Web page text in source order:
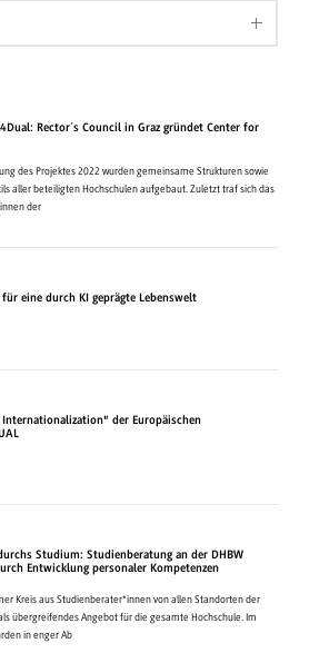
Rector´s Council in Graz gründet Center for
des Projektes 2022 wurden gemeinsame Strukturen sowie
aller beteiligten Hochschulen aufgebaut. Zuletzt traf sich das
der
eine durch KI geprägte Lebenswelt
der Europäischen
Studium: Studienberatung an der DHBW
Entwicklung personaler Kompetenzen
Kreis aus Studienberater*innen von allen Standorten der
übergreifendes Angebot für die gesamte Hochschule. Im
in enger Ab